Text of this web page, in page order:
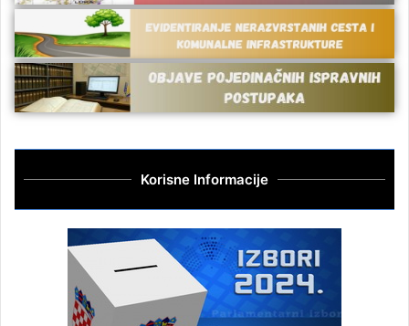
Korisne Informacije